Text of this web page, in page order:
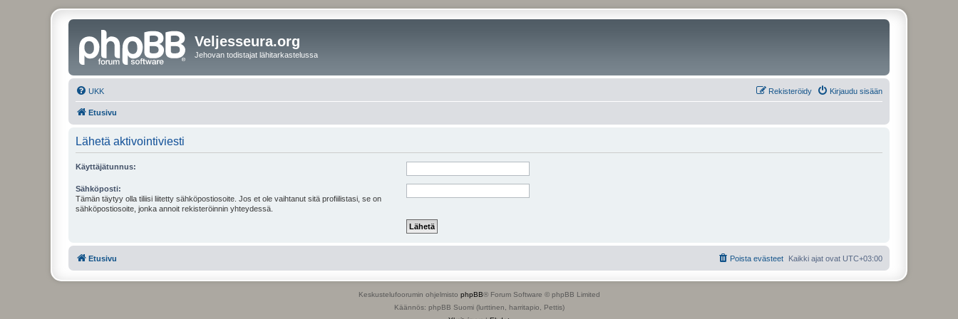
Veljesseura.org
Jehovan todistajat lähitarkastelussa
UKK Kirjaudu sisään
Rekisteröidy
Etusivu
Lähetä aktivointiviesti
Käyttäjätunnus:
Sähköposti:
Tämän täytyy olla tiliisi liitetty sähköpostiosoite. Jos et ole vaihtanut sitä profiilistasi, se on
sähköpostiosoite, jonka annoit rekisteröinnin yhteydessä.
Etusivu Kaikki ajat ovat UTC+03:00
Poista evästeet
Keskustelufoorumin ohjelmisto phpBB® Forum Software © phpBB Limited
Käännös: phpBB Suomi (lurttinen, harritapio, Pettis)